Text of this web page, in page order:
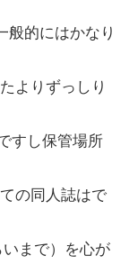
的にはかなり
よりずっしり
すし保管場所
の同人誌はで
いまで）を心が